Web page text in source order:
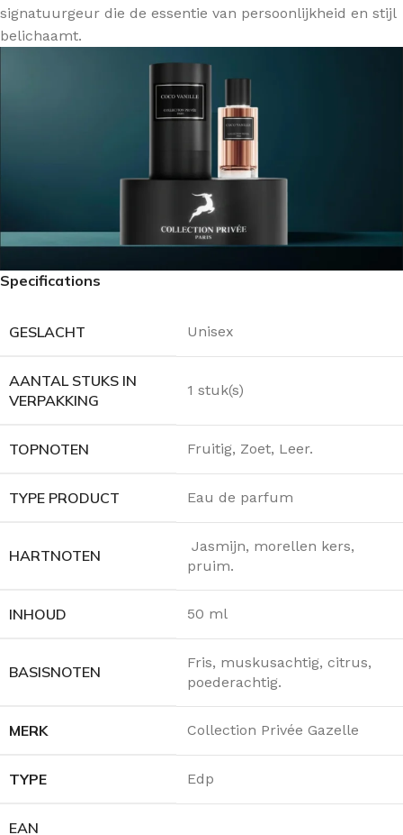
signatuurgeur die de essentie van persoonlijkheid en stijl
belichaamt.
Specifications
GESLACHT Unisex
AANTAL STUKS IN
VERPAKKING
1 stuk(s)
TOPNOTEN Fruitig, Zoet, Leer.
TYPE PRODUCT Eau de parfum
HARTNOTEN
Jasmijn, morellen kers,
pruim.
INHOUD 50 ml
BASISNOTEN
Fris, muskusachtig, citrus,
poederachtig.
MERK Collection Privée Gazelle
TYPE Edp
EAN